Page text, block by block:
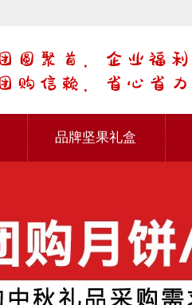
品牌坚果礼盒